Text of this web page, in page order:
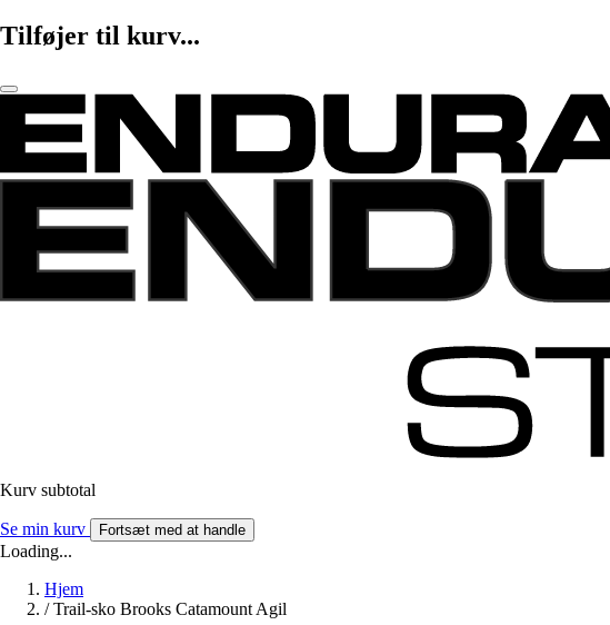
Tilføjer til kurv...
Kurv subtotal
Se min kurv Fortsæt med at handle
Loading...
Hjem
/ Trail-sko Brooks Catamount Agil